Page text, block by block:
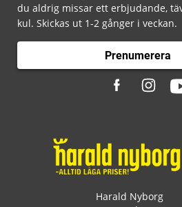
du aldrig missar ett erbjudande,
kul. Skickas ut 1-2 gånger i veckan.
Prenumerera
Harald Nyborg